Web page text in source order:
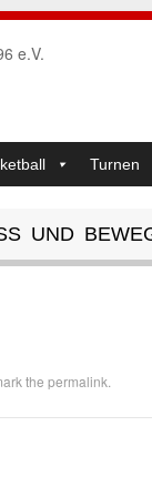
Turnen
UND
the permalink